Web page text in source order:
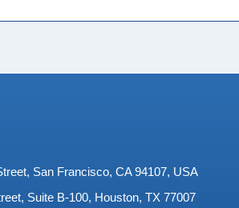
San Francisco, CA 94107, USA
Suite B-100, Houston, TX 77007